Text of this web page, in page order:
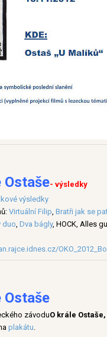
Ostaše- výsledky
výsledky
Virtuální Filip, Bratři jak se
duo, Dva bágly, HOCK, Alles
Ostaše
závoduO krále Ostaše,
plakátu.